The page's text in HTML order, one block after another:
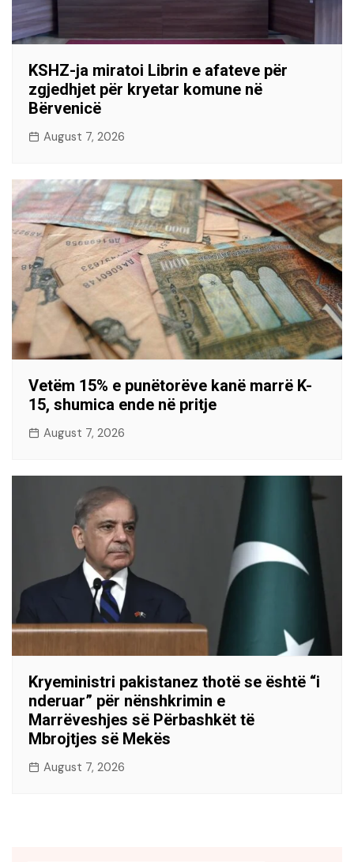
KSHZ-ja miratoi Librin e afateve për
zgjedhjet për kryetar komune në
Bërvenicë
August 7, 2026
Vetëm 15% e punëtorëve kanë marrë K-
15, shumica ende në pritje
August 7, 2026
Kryeministri pakistanez thotë se është “i
nderuar” për nënshkrimin e
Marrëveshjes së Përbashkët të
Mbrojtjes së Mekës
August 7, 2026